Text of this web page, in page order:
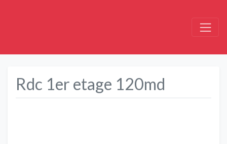
Rdc 1er etage 120md